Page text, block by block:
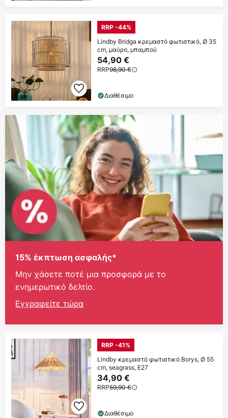
RRP -44%
Lindby Bridga κρεμαστό φωτιστικό, Ø 35
cm, μαύρο, μπαμπού
54,90 €
RRP98,90 €
Διαθέσιμο
15% έκπτωση ασφαλής*
Μην χάσετε ποτέ μια προσφορά με το
ενημερωτικό δελτίο.
Εγγραφείτε τώρα
RRP -41%
Lindby κρεμαστό φωτιστικό Borys, Ø 55
cm, seagrass, E27
34,90 €
RRP59,90 €
Διαθέσιμο